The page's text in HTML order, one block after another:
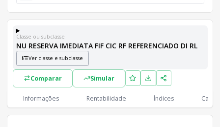
Classes e Subclasses do Fundo
Lista completa de classes e subclasses disponíveis, incluindo
Classes
NU RESERVA IMEDIATA FIF CIC RF REFERENCIADO DI RL R$ 2,72 bi 546,66 mil
Classe ou subclasse
NU RESERVA IMEDIATA FIF CIC RF REFERENCIADO DI RL
Ver classe e subclasse
Comparar Simular
Informações Rentabilidade Índices